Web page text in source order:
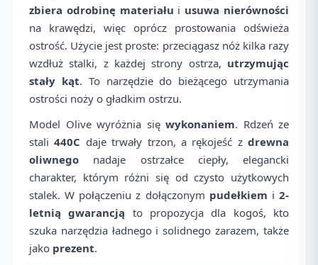
zbiera odrobinę materiału i usuwa nierówności
na krawędzi, więc oprócz prostowania odświeża
ostrość. Użycie jest proste: przeciągasz nóż kilka razy
wzdłuż stalki, z każdej strony ostrza, utrzymując
stały kąt. To narzędzie do bieżącego utrzymania
ostrości noży o gładkim ostrzu.
Model Olive wyróżnia się wykonaniem. Rdzeń ze
stali440C daje trwały trzon, a rękojeść z drewna
oliwnego nadaje ostrzałce ciepły, elegancki
charakter, którym różni się od czysto użytkowych
stalek. W połączeniu z dołączonym pudełkiem i2-
letnią gwarancją to propozycja dla kogoś, kto
szuka narzędzia ładnego i solidnego zarazem, także
jako prezent.